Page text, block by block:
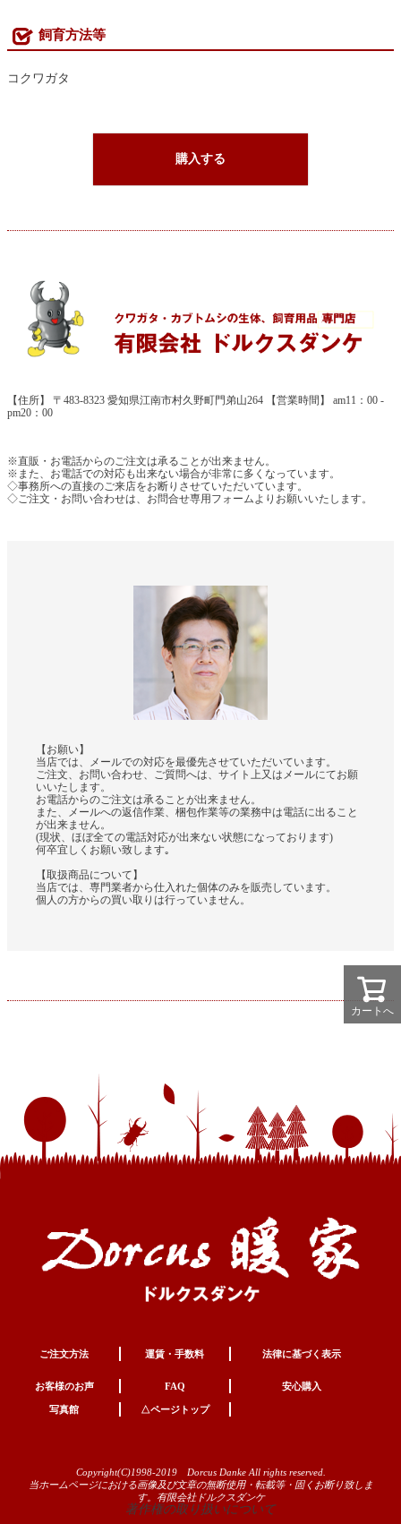
飼育方法等
コクワガタ
購入する
【住所】 〒483-8323 愛知県江南市村久野町門弟山264 【営業時間】 am11：00 -
pm20：00
※直販・お電話からのご注文は承ることが出来ません。
※また、お電話での対応も出来ない場合が非常に多くなっています。
◇事務所への直接のご来店をお断りさせていただいています。
◇ご注文・お問い合わせは、お問合せ専用フォームよりお願いいたします。
【お願い】
当店では、メールでの対応を最優先させていただいています。
ご注文、お問い合わせ、ご質問へは、サイト上又はメールにてお願
いいたします。
お電話からのご注文は承ることが出来ません。
また、メールへの返信作業、梱包作業等の業務中は電話に出ること
が出来ません。
(現状、ほぼ全ての電話対応が出来ない状態になっております)
何卒宜しくお願い致します｡
【取扱商品について】
当店では、専門業者から仕入れた個体のみを販売しています。
個人の方からの買い取りは行っていません。
ご注文方法 運賃・手数料 法律に基づく表示
お客様のお声 FAQ 安心購入
写真館 △ページトップ
Copyright(C)1998-2019 Dorcus Danke All rights reserved.
当ホームページにおける画像及び文章の無断使用・転載等・固くお断り致しま
す。有限会社ドルクスダンケ
著作権の取り扱いについて
カートへ